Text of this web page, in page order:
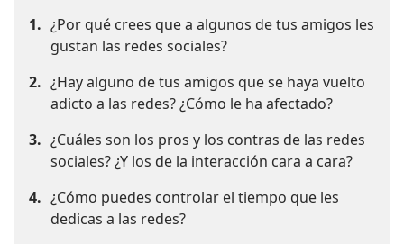
1. ¿Por qué crees que a algunos de tus amigos les
gustan las redes sociales?
2. ¿Hay alguno de tus amigos que se haya vuelto
adicto a las redes? ¿Cómo le ha afectado?
3. ¿Cuáles son los pros y los contras de las redes
sociales? ¿Y los de la interacción cara a cara?
4. ¿Cómo puedes controlar el tiempo que les
dedicas a las redes?